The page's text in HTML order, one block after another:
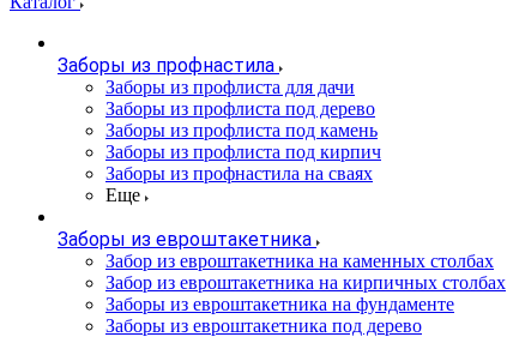
Заборы из профнастила
Заборы из профлиста для дачи
Заборы из профлиста под дерево
Заборы из профлиста под камень
Заборы из профлиста под кирпич
Заборы из профнастила на сваях
Еще
Заборы из евроштакетника
Забор из евроштакетника на каменных столбах
Забор из евроштакетника на кирпичных столбах
Заборы из евроштакетника на фундаменте
Заборы из евроштакетника под дерево